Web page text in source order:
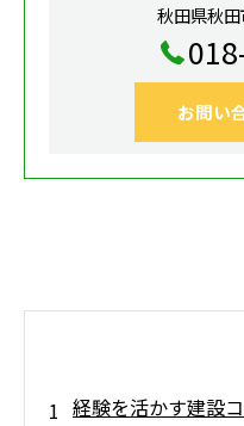
秋田県秋
お問い
経験を活かす建設